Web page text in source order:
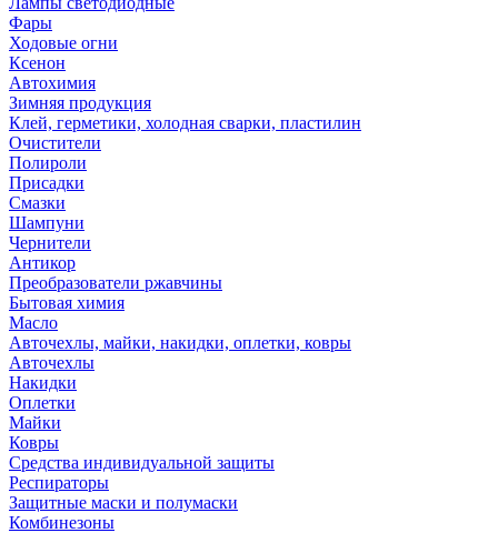
Фары
Ходовые огни
Ксенон
Автохимия
Зимняя продукция
Клей, герметики, холодная сварки, пластилин
Очистители
Полироли
Присадки
Смазки
Шампуни
Чернители
Антикор
Преобразователи ржавчины
Бытовая химия
Масло
Авточехлы, майки, накидки, оплетки, ковры
Авточехлы
Накидки
Оплетки
Майки
Ковры
Средства индивидуальной защиты
Респираторы
Защитные маски и полумаски
Комбинезоны